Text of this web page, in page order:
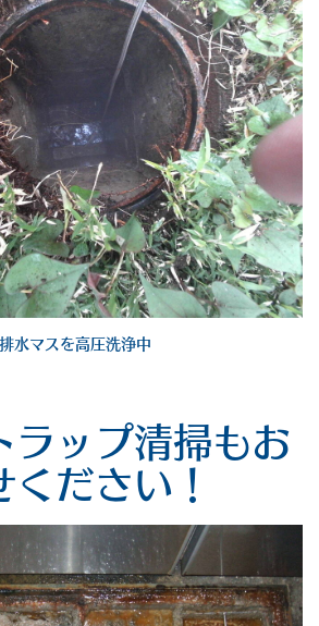
排水マスを高圧洗浄中
ラップ清掃もお
ください！